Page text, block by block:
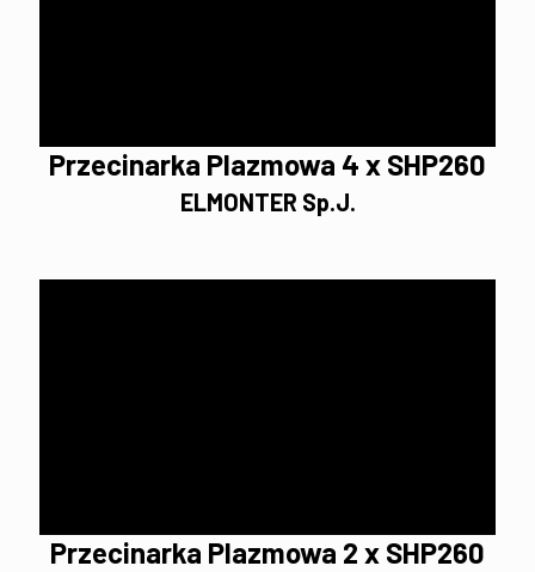
Przecinarka Plazmowa 4 x SHP260
ELMONTER Sp.J.
Przecinarka Plazmowa 2 x SHP260